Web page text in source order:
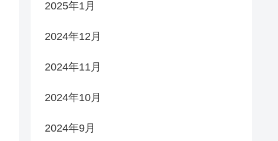
2025年1月
2024年12月
2024年11月
2024年10月
2024年9月